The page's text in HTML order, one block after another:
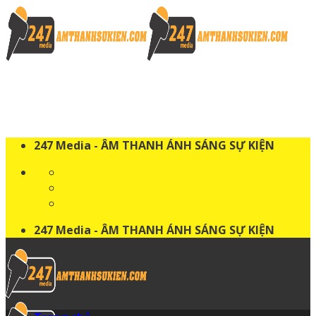
Skip
to
content
247 Media - ÂM THANH ÁNH SÁNG SỰ KIỆN
247 Media - ÂM THANH ÁNH SÁNG SỰ KIỆN